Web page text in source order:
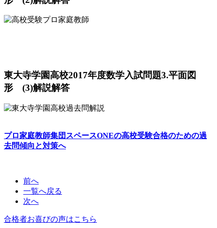
東大寺学園高校2017年度数学入試問題3.平面図
形 (3)解説解答
プロ家庭教師集団スペースONEの高校受験合格のための過
去問傾向と対策へ
前へ
一覧へ戻る
次へ
合格者お喜びの声はこちら